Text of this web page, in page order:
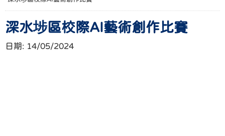
深水埗區校際AI藝術創作比賽
日期: 14/05/2024